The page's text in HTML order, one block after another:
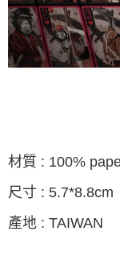
材質 : 100%
尺寸 : 5.7*8.8cm
產地 : TAIWAN